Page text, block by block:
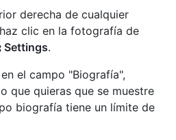
derecha de cualquier
clic en la fotografía de
Settings.
el campo "Biografía",
que quieras que se muestre
biografía tiene un límite de